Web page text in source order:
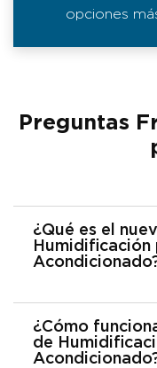
opciones
Preguntas
¿Qué es el
Humidificación
¿Cómo
de